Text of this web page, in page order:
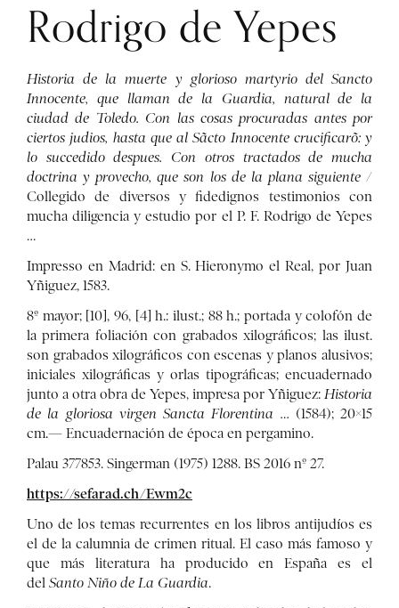
Rodrigo de Yepes
Historia de la muerte y glorioso martyrio del Sancto
Innocente, que llaman de la Guardia, natural de la
ciudad de Toledo. Con las cosas procuradas antes por
ciertos judios, hasta que al Sãcto Innocente crucificarõ: y
lo succedido despues. Con otros tractados de mucha
doctrina y provecho, que son los de la plana siguiente /
Collegido de diversos y fidedignos testimonios con
mucha diligencia y estudio por el P. F. Rodrigo de Yepes
…
Impresso en Madrid: en S. Hieronymo el Real, por Juan
Yñiguez, 1583.
8º mayor; [10], 96, [4] h.: ilust.; 88 h.; portada y colofón de
la primera foliación con grabados xilográficos; las ilust.
son grabados xilográficos con escenas y planos alusivos;
iniciales xilográficas y orlas tipográficas; encuadernado
junto a otra obra de Yepes, impresa por Yñiguez: Historia
de la gloriosa virgen Sancta Florentina … (1584); 20×15
cm.— Encuadernación de época en pergamino.
Palau 377853. Singerman (1975) 1288. BS 2016 nº 27.
https://sefarad.ch/Ewm2c
Uno de los temas recurrentes en los libros antijudíos es
el de la calumnia de crimen ritual. El caso más famoso y
que más literatura ha producido en España es el
del Santo Niño de La Guardia.